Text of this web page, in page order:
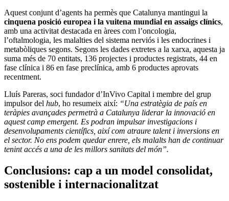
Aquest conjunt d’agents ha permès que Catalunya mantingui la
cinquena posició europea i la vuitena mundial en assaigs clínics,
amb una activitat destacada en àrees com l’oncologia,
l’oftalmologia, les malalties del sistema nerviós i les endocrines i
metabòliques segons. Segons les dades extretes a la xarxa, aquesta ja
suma més de 70 entitats, 136 projectes i productes registrats, 44 en
fase clínica i 86 en fase preclínica, amb 6 productes aprovats
recentment.
Lluís Pareras, soci fundador d’InVivo Capital i membre del grup
impulsor del hub, ho resumeix així: “Una estratègia de país en
teràpies avançades permetrà a Catalunya liderar la innovació en
aquest camp emergent. Es podran impulsar investigacions i
desenvolupaments científics, així com atraure talent i inversions en
el sector. No ens podem quedar enrere, els malalts han de continuar
tenint accés a una de les millors sanitats del món”.
Conclusions: cap a un model consolidat,
sostenible i internacionalitzat